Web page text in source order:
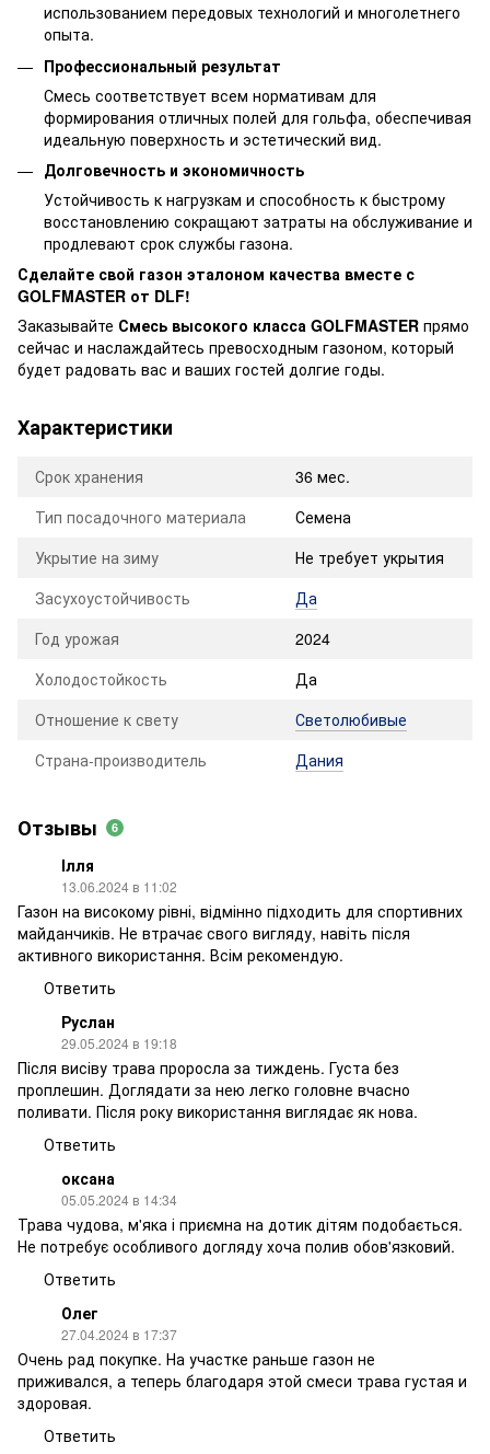
использованием передовых технологий и многолетнего
опыта.
Профессиональный результат
Смесь соответствует всем нормативам для
формирования отличных полей для гольфа, обеспечивая
идеальную поверхность и эстетический вид.
Долговечность и экономичность
Устойчивость к нагрузкам и способность к быстрому
восстановлению сокращают затраты на обслуживание и
продлевают срок службы газона.
Сделайте свой газон эталоном качества вместе с
GOLFMASTER от DLF!
Заказывайте Смесь высокого класса GOLFMASTER прямо
сейчас и наслаждайтесь превосходным газоном, который
будет радовать вас и ваших гостей долгие годы.
Характеристики
Срок хранения
36 мес.
Тип посадочного материала
Семена
Укрытие на зиму
Не требует укрытия
Засухоустойчивость
Да
Год урожая
2024
Холодостойкость
Да
Отношение к свету
Светолюбивые
Страна-производитель
Дания
Отзывы 6
Ілля
13.06.2024 в 11:02
Газон на високому рівні, відмінно підходить для спортивних
майданчиків. Не втрачає свого вигляду, навіть після
активного використання. Всім рекомендую.
Ответить
Руслан
29.05.2024 в 19:18
Після висіву трава проросла за тиждень. Густа без
проплешин. Доглядати за нею легко головне вчасно
поливати. Після року використання виглядає як нова.
Ответить
оксана
05.05.2024 в 14:34
Трава чудова, м'яка і приємна на дотик дітям подобається.
Не потребує особливого догляду хоча полив обов'язковий.
Ответить
Олег
27.04.2024 в 17:37
Очень рад покупке. На участке раньше газон не
приживался, а теперь благодаря этой смеси трава густая и
здоровая.
Ответить